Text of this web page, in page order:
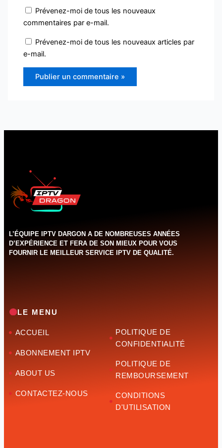
Prévenez-moi de tous les nouveaux
commentaires par e-mail.
Prévenez-moi de tous les nouveaux articles par
e-mail.
L’ÉQUIPE IPTV DARGON A DE NOMBREUSES ANNÉES
D’EXPÉRIENCE ET FERA DE SON MIEUX POUR VOUS
FOURNIR LE MEILLEUR SERVICE IPTV DE QUALITÉ.‌‌‌‌‌
LE MENU
ACCUEIL
ABONNEMENT IPTV
ABOUT US
CONTACTEZ-NOUS
POLITIQUE DE
CONFIDENTIALITÉ
POLITIQUE DE
REMBOURSEMENT
CONDITIONS
D'UTILISATION